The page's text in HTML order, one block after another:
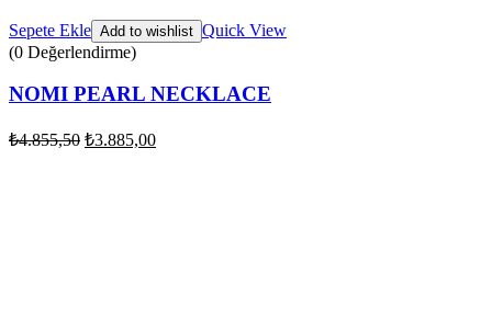
Sepete Ekle Add to wishlist Quick View
(0 Değerlendirme)
NOMI PEARL NECKLACE
₺4.855,50 ₺3.885,00